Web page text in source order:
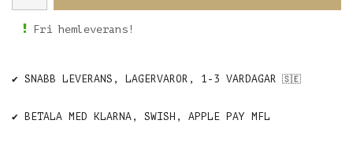
Fri hemleverans!
✔️ SNABB LEVERANS, LAGERVAROR, 1-3 VARDAGAR 🇸🇪
✔️ BETALA MED KLARNA, SWISH, APPLE PAY MFL